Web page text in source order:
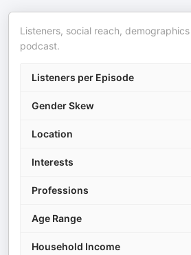
Listeners, social reach,
podcast.
Listeners per Episode
Gender Skew
Location
Interests
Professions
Age Range
Household Income